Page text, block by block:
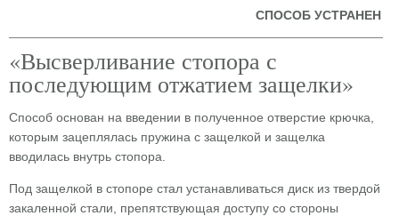
СПОСОБ УСТРАНЕН
«Высверливание стопора с
последующим отжатием защелки»
Способ основан на введении в полученное отверстие крючка,
которым зацеплялась пружина с защелкой и защелка
вводилась внутрь стопора.
Под защелкой в стопоре стал устанавливаться диск из твердой
закаленной стали, препятствующая доступу со стороны